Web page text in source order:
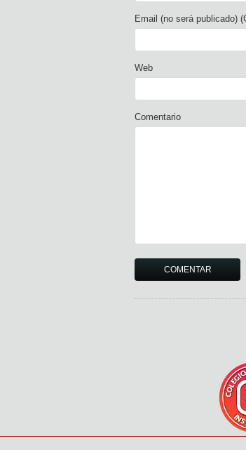
Email (no será publicado)
Web
Comentario